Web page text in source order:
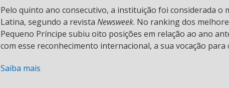
Pelo quinto ano consecutivo, a instituição foi considerada
Latina, segundo a revista Newsweek. No ranking dos
Pequeno Príncipe subiu oito posições em relação ao ano
com esse reconhecimento internacional, a sua vocação para
Saiba mais